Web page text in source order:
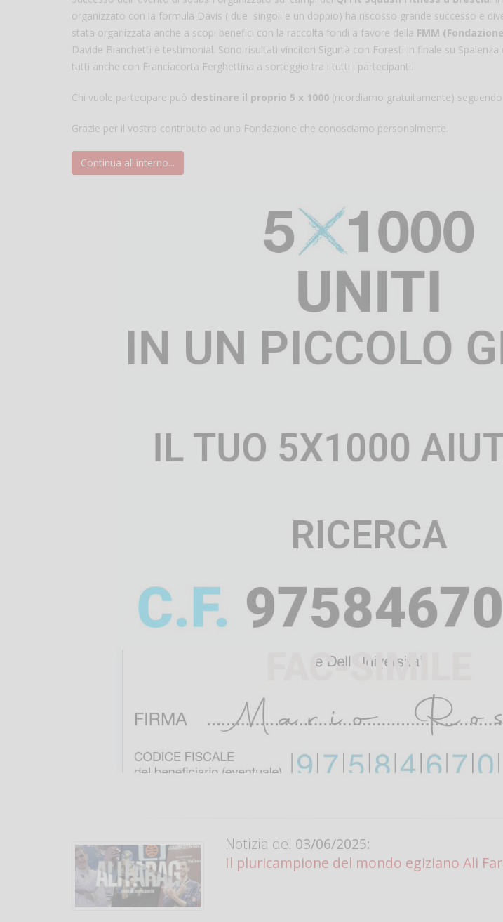
organizzato con la formula Davis ( due singoli e un doppio) ha riscosso grande successo e
stata organizzata anche a scopi benefici con la raccolta fondi a favore della FMM
Davide Bianchetti è testimonial. Sono risultati vincitori Sigurtà con Foresti in finale su
tutti anche con Franciacorta Ferghettina a sorteggio tra i tutti i partecipanti.
Chi vuole partecipare può destinare il proprio 5 x 1000 (ricordiamo gratuitamente)
Grazie per il vostro contributo ad una Fondazione che conosciamo personalmente.
Continua all'interno...
Notizia del 03/06/2025:
Il pluricampione del mondo egiziano Ali
il campo
un mio amico?
Devo
telefonico